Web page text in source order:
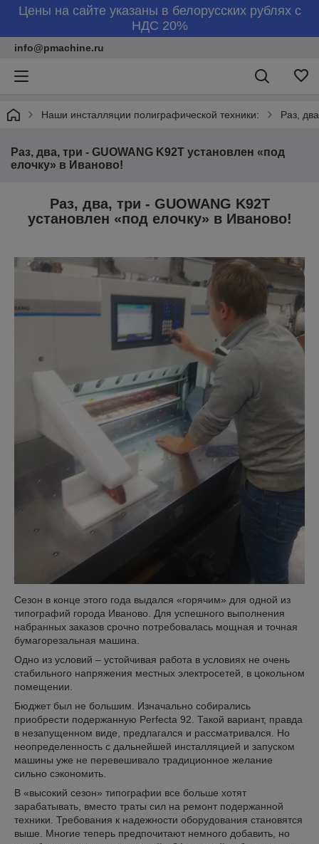
Цены на сайте указаны в белорусских рублях с
НДС 20%
info@pmachine.ru
Наши инсталляции полиграфической техники: Раз,
Раз, два, три - GUOWANG K92T установлен «под
елочку» в Иваново!
Раз, два, три - GUOWANG K92T
установлен «под елочку» в Иваново!
Сезон в конце этого года выдался «горячим» для одной из
типографий города Иваново. Для успешного выполнения
набранных заказов срочно потребовалась мощная и точная
бумагорезальная машина.
Одно из условий – устойчивая работа в условиях не очень
стабильного напряжения местных электросетей, в цокольном
помещении.
Бюджет был не большим. Изначально собирались
приобрести подержанную Perfecta 92. Такой вариант, правда
в незапущенном виде, предлагался и рассматривался. Но
неопределенность с дальнейшей инсталляцией и запуском
машины уже не перевешивало традиционное желание
сильно сэкономить.
В «высокий сезон» типографии все больше хотят
зарабатывать, вместо траты сил на ремонт подержанной
техники. Требования к надежности оборудования становятся
выше. Многие теперь предпочитают немного добавить, но